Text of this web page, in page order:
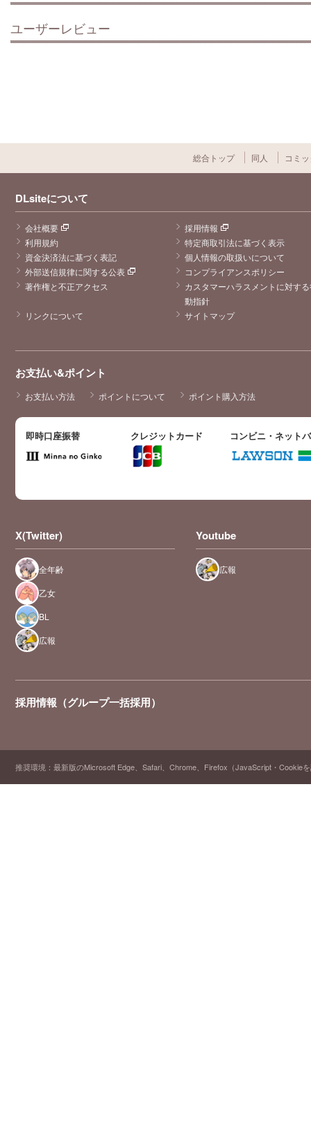
ユーザーレビュー
総合トップ 同人 コミ
DLsiteについて
会社概要
採用情報
利用規約
特定商取引法に基づく表示
資金決済法に基づく表記
個人情報の取扱いについて
外部送信規律に関する公表
コンプライアンスポリシー
著作権と不正アクセス
カスタマーハラスメントに対す
動指針
リンクについて
サイトマップ
お支払い&ポイント
お支払い方法 ポイントについて ポイント購入方法
即時口座振替 クレジットカード コンビニ・ネット
X(Twitter)
全年齢
乙女
BL
広報
Youtube
広報
採用情報（グループ一括採用）
推奨環境：最新版のMicrosoft Edge、Safari、Chrome、Firefox（JavaScript・Cookie